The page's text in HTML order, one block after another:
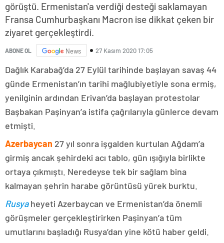
görüştü. Ermenistan'a verdiği desteği saklamayan
Fransa Cumhurbaşkanı Macron ise dikkat çeken bir
ziyaret gerçekleştirdi.
ABONE OL News 27 Kasım 2020 17:05
Dağlık Karabağ’da 27 Eylül tarihinde başlayan savaş 44
günde Ermenistan’ın tarihi mağlubiyetiyle sona ermiş,
yenilginin ardından Erivan’da başlayan protestolar
Başbakan Paşinyan’a istifa çağrılarıyla günlerce devam
etmişti.
Azerbaycan 27 yıl sonra işgalden kurtulan Ağdam’a
girmiş ancak şehirdeki acı tablo, gün ışığıyla birlikte
ortaya çıkmıştı. Neredeyse tek bir sağlam bina
kalmayan şehrin harabe görüntüsü yürek burktu.
Rusyaheyeti Azerbaycan ve Ermenistan’da önemli
görüşmeler gerçekleştirirken Paşinyan’a tüm
umutlarını başladığı Rusya’dan yine kötü haber geldi.